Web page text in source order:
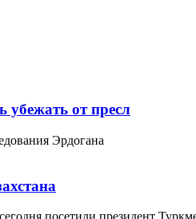
убежать от пресл
Эрдогана